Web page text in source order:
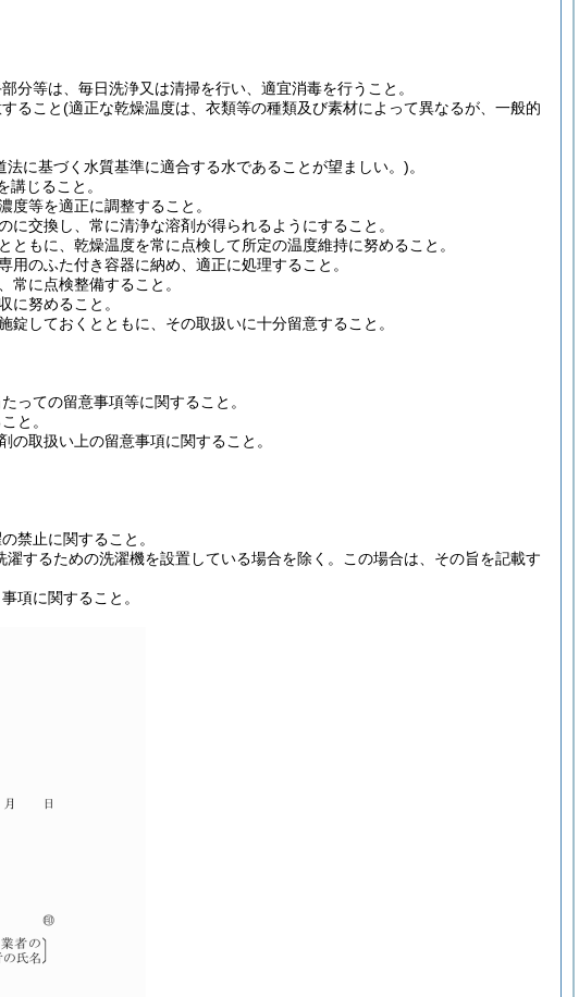
等は、毎日洗浄又は清掃を行い、適宜消毒を行うこと。
こと(適正な乾燥温度は、衣類等の種類及び素材によって異なるが、一般的
に基づく水質基準に適合する水であることが望ましい。)。
じること。
等を適正に調整すること。
交換し、常に清浄な溶剤が得られるようにすること。
もに、乾燥温度を常に点検して所定の温度維持に努めること。
のふた付き容器に納め、適正に処理すること。
に点検整備すること。
努めること。
しておくとともに、その取扱いに十分留意すること。
っての留意事項等に関すること。
と。
取扱い上の留意事項に関すること。
禁止に関すること。
するための洗濯機を設置している場合を除く。この場合は、その旨を記載す
項に関すること。